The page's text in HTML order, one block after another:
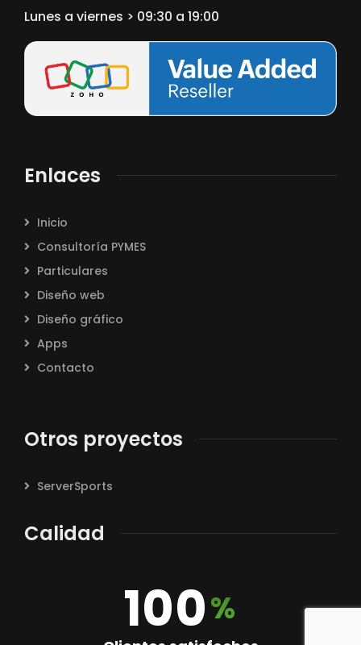
Lunes a viernes > 09:30 a 19:00
Enlaces
Inicio
Consultoría PYMES
Particulares
Diseño web
Diseño gráfico
Apps
Contacto
Otros proyectos
ServerSports
Calidad
100%